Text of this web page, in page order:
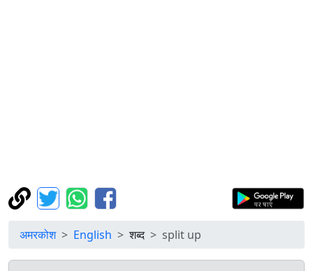
अमरकोश English शब्द split up